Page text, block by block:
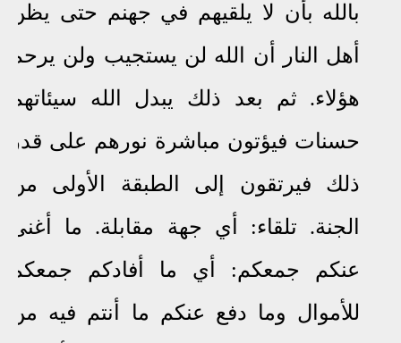
بالله بأن لا يلقيهم في جهنم حتى يظن
أهل النار أن الله لن يستجيب ولن يرحم
هؤلاء.
ثم بعد ذلك يبدل الله سيئاتهم
حسنات فيؤتون مباشرة نورهم على قدر
ذلك فيرتقون إلى الطبقة الأولى من
الجنة. تلقاء: أي جهة مقابلة. ما أغنى
عنكم جمعكم: أي ما أفادكم جمعكم
للأموال وما دفع عنكم ما أنتم فيه من